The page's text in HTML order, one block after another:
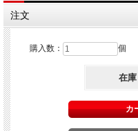
注文
購入数： 個
在庫